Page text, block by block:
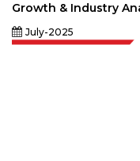
Growth & Industry
July-2025